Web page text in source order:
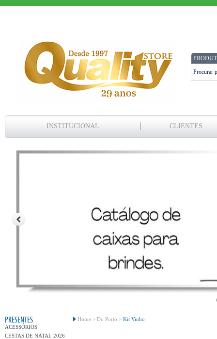
INSTITUCIONAL CLIENTES
PRESENTES
ACESSÓRIOS
CESTAS DE NATAL 2026
Home > Do Porto > Kit Vinho